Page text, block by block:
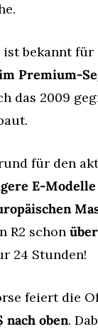
ist bekannt für
Premium-
das 2009
für den
E-Modelle
R2 schon
24 Stunden!
feiert die
nach oben.